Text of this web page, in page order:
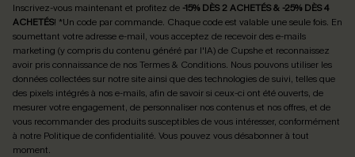
Inscrivez-vous maintenant et profitez de -15% DÈS 2 ACHETÉS & -25% DÈS 4
ACHETÉS! *Un code par commande. Chaque code est valable une seule fois. En
soumettant votre adresse e-mail, vous acceptez de recevoir des e-mails
marketing (y compris du contenu généré par l'IA) de Cupshe et reconnaissez
avoir pris connaissance de nosTermes & Conditions. Nous pouvons utiliser les
données collectées sur notre site ainsi que des technologies de suivi, telles que
des pixels intégrés à nos e-mails, afin de savoir si ceux-ci ont été ouverts, de
mesurer votre engagement, de personnaliser nos contenus et nos offres, et de
vous recommander des produits susceptibles de vous intéresser, conformément
à notre Politique de confidentialité. Vous pouvez vous désabonner à tout
moment.